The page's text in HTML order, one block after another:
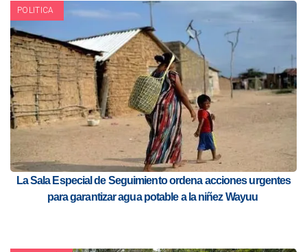
POLITICA
La Sala Especial de Seguimiento ordena acciones urgentes
para garantizar agua potable a la niñez Wayuu